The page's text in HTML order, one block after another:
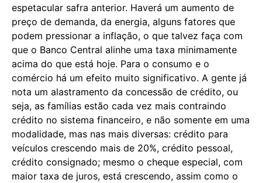
espetacular safra anterior. Haverá um aumento de
preço de demanda, da energia, alguns fatores que
podem pressionar a inflação, o que talvez faça com
que o Banco Central alinhe uma taxa minimamente
acima do que está hoje. Para o consumo e o
comércio há um efeito muito significativo. A gente já
nota um alastramento da concessão de crédito, ou
seja, as famílias estão cada vez mais contraindo
crédito no sistema financeiro, e não somente em uma
modalidade, mas nas mais diversas: crédito para
veículos crescendo mais de 20%, crédito pessoal,
crédito consignado; mesmo o cheque especial, com
maior taxa de juros, está crescendo, assim como o